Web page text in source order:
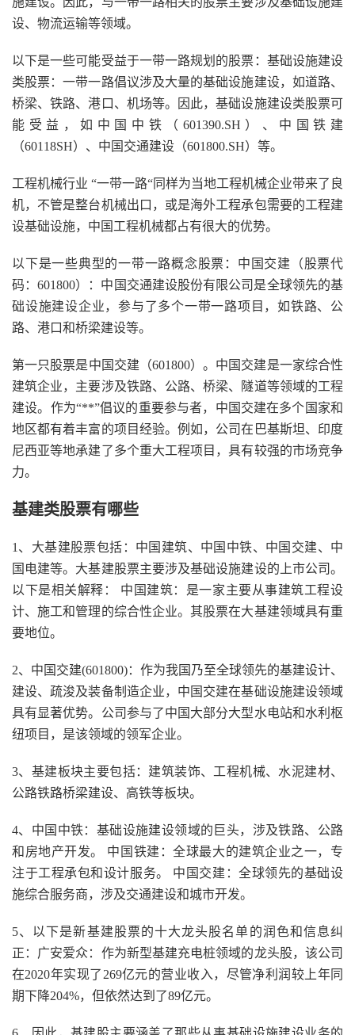
设、物流运输等领域。
以下是一些可能受益于一带一路规划的股票：基础设施建设
类股票：一带一路倡议涉及大量的基础设施建设，如道路、
桥梁、铁路、港口、机场等。因此，基础设施建设类股票可
能受益，如中国中铁（601390.SH）、中国铁建
（60118SH）、中国交通建设（601800.SH）等。
工程机械行业 “一带一路“同样为当地工程机械企业带来了良
机，不管是整台机械出口，或是海外工程承包需要的工程建
设基础设施，中国工程机械都占有很大的优势。
以下是一些典型的一带一路概念股票：中国交建（股票代
码：601800）：中国交通建设股份有限公司是全球领先的基
础设施建设企业，参与了多个一带一路项目，如铁路、公
路、港口和桥梁建设等。
第一只股票是中国交建（601800）。中国交建是一家综合性
建筑企业，主要涉及铁路、公路、桥梁、隧道等领域的工程
建设。作为“**”倡议的重要参与者，中国交建在多个国家和
地区都有着丰富的项目经验。例如，公司在巴基斯坦、印度
尼西亚等地承建了多个重大工程项目，具有较强的市场竞争
力。
基建类股票有哪些
1、大基建股票包括：中国建筑、中国中铁、中国交建、中
国电建等。大基建股票主要涉及基础设施建设的上市公司。
以下是相关解释： 中国建筑：是一家主要从事建筑工程设
计、施工和管理的综合性企业。其股票在大基建领域具有重
要地位。
2、中国交建(601800)：作为我国乃至全球领先的基建设计、
建设、疏浚及装备制造企业，中国交建在基础设施建设领域
具有显著优势。公司参与了中国大部分大型水电站和水利枢
纽项目，是该领域的领军企业。
3、基建板块主要包括：建筑装饰、工程机械、水泥建材、
公路铁路桥梁建设、高铁等板块。
4、中国中铁：基础设施建设领域的巨头，涉及铁路、公路
和房地产开发。 中国铁建：全球最大的建筑企业之一，专
注于工程承包和设计服务。 中国交建：全球领先的基础设
施综合服务商，涉及交通建设和城市开发。
5、以下是新基建股票的十大龙头股名单的润色和信息纠
正：广安爱众：作为新型基建充电桩领域的龙头股，该公司
在2020年实现了269亿元的营业收入，尽管净利润较上年同
期下降204%，但依然达到了89亿元。